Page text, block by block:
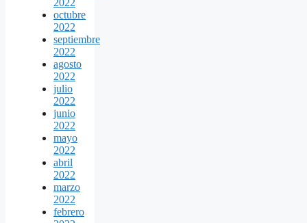
2022
octubre
2022
septiembre
2022
agosto
2022
julio
2022
junio
2022
mayo
2022
abril
2022
marzo
2022
febrero